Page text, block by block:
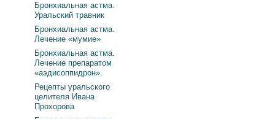
Бронхиальная астма.
Уральский травник
Бронхиальная астма.
Лечение «мумие»
Бронхиальная астма.
Лечение препаратом
«аэдисоппидрон».
Рецепты уральского
целителя Ивана
Прохорова